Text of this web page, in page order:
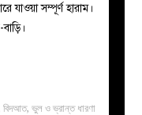
যাওয়া সম্পূর্ণ হারাম।
বিদআত, ভুল ও ভ্রান্ত ধারণা